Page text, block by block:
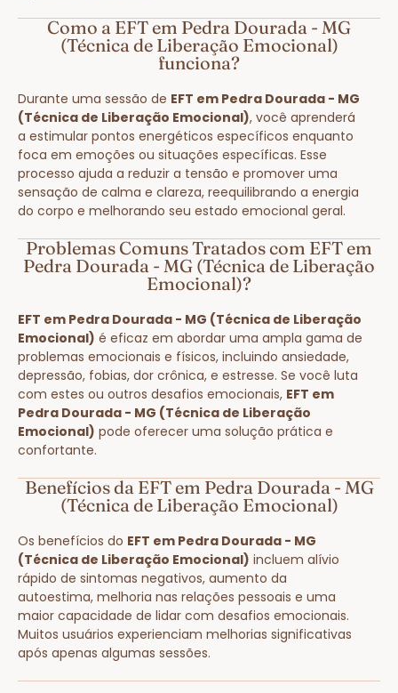
Como a EFT em Pedra Dourada - MG
(Técnica de Liberação Emocional)
funciona?
Durante uma sessão de EFT em Pedra Dourada - MG
(Técnica de Liberação Emocional), você aprenderá
a estimular pontos energéticos específicos enquanto
foca em emoções ou situações específicas. Esse
processo ajuda a reduzir a tensão e promover uma
sensação de calma e clareza, reequilibrando a energia
do corpo e melhorando seu estado emocional geral.
Problemas Comuns Tratados com EFT em
Pedra Dourada - MG (Técnica de Liberação
Emocional)?
EFT em Pedra Dourada - MG (Técnica de Liberação
Emocional) é eficaz em abordar uma ampla gama de
problemas emocionais e físicos, incluindo ansiedade,
depressão, fobias, dor crônica, e estresse. Se você luta
com estes ou outros desafios emocionais, EFT em
Pedra Dourada - MG (Técnica de Liberação
Emocional) pode oferecer uma solução prática e
confortante.
Benefícios da EFT em Pedra Dourada - MG
(Técnica de Liberação Emocional)
Os benefícios do EFT em Pedra Dourada - MG
(Técnica de Liberação Emocional) incluem alívio
rápido de sintomas negativos, aumento da
autoestima, melhoria nas relações pessoais e uma
maior capacidade de lidar com desafios emocionais.
Muitos usuários experienciam melhorias significativas
após apenas algumas sessões.